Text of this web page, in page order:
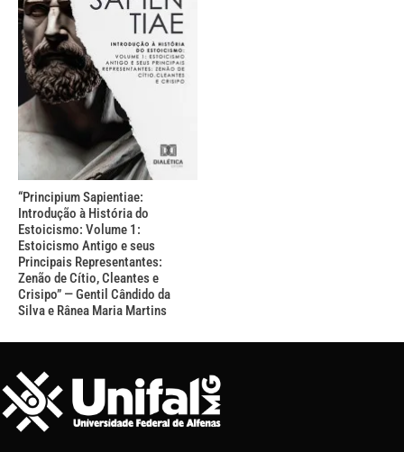
“Principium Sapientiae:
Introdução à História do
Estoicismo: Volume 1:
Estoicismo Antigo e seus
Principais Representantes:
Zenão de Cítio, Cleantes e
Crisipo” — Gentil Cândido da
Silva e Rânea Maria Martins